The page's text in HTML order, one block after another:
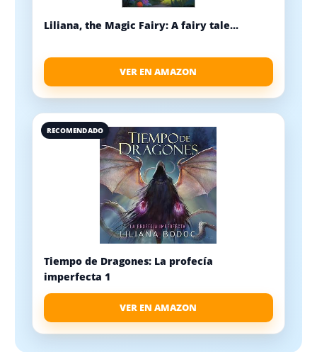
Liliana, the Magic Fairy: A fairy tale...
VER EN AMAZON
RECOMENDADO
Tiempo de Dragones: La profecía
imperfecta 1
VER EN AMAZON